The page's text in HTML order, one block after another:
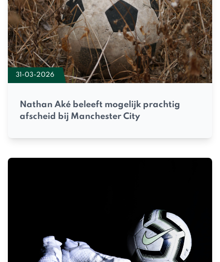
31-03-2026
Nathan Aké beleeft mogelijk prachtig
afscheid bij Manchester City